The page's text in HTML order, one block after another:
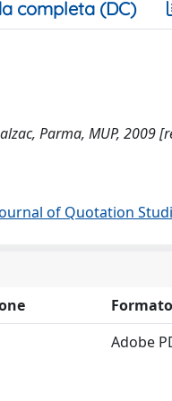
completa (DC)
Parma, MUP, 2009
of Quotation
Formato
Adobe